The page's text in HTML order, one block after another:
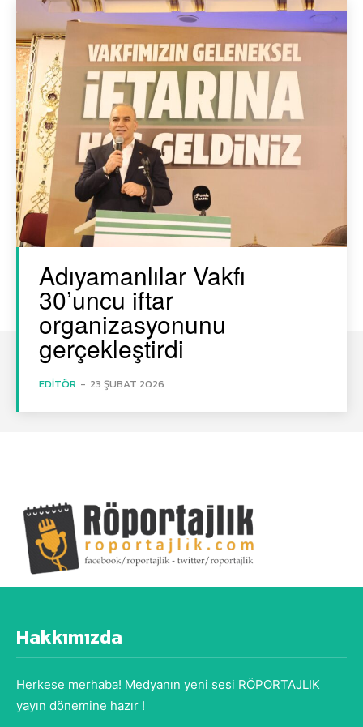
Adıyamanlılar Vakfı
30’uncu iftar
organizasyonunu
gerçekleştirdi
EDITÖR - 23 ŞUBAT 2026
Hakkımızda
Herkese merhaba! Medyanın yeni sesi RÖPORTAJLIK
yayın dönemine hazır !